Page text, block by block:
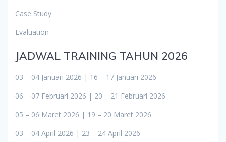
Case Study
Evaluation
JADWAL TRAINING TAHUN 2026
03 – 04 Januari 2026 | 16 – 17 Januari 2026
06 – 07 Februari 2026 | 20 – 21 Februari 2026
05 – 06 Maret 2026 | 19 – 20 Maret 2026
03 – 04 April 2026 | 23 – 24 April 2026